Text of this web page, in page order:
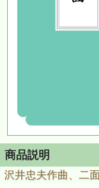
商品説明
沢井忠夫作曲、二